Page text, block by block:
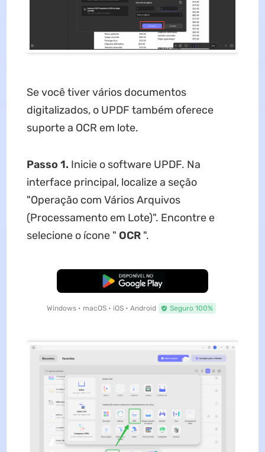
Se você tiver vários documentos
digitalizados, o UPDF também oferece
suporte a OCR em lote.
Passo 1. Inicie o software UPDF. Na
interface principal, localize a seção
"Operação com Vários Arquivos
(Processamento em Lote)". Encontre e
selecione o ícone " OCR".
Baixar Grátis
Windows • macOS • iOS • Android Seguro 100%